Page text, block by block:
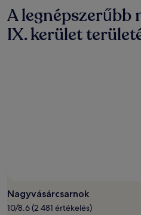
találtunk
két
felnőttre
és
A legnépszerűbb
IX. kerület
Nagyvásárcsarnok
10/8.6 (2 481 értékelés)